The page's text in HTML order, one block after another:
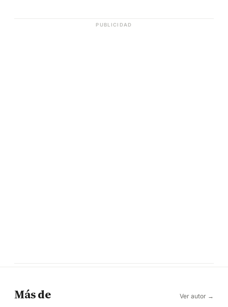
PUBLICIDAD
Más de Ver autor →